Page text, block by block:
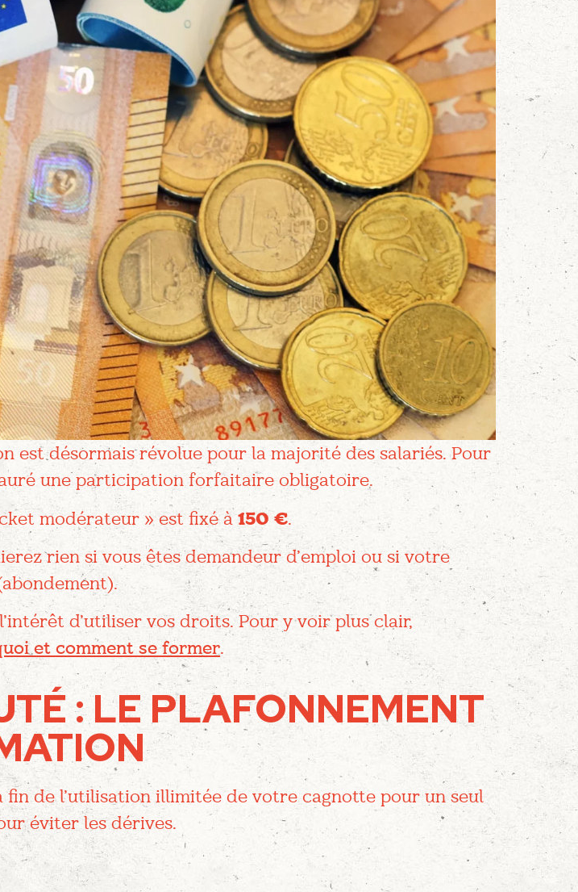
est désormais révolue pour la majorité des salariés. Pour
une participation forfaitaire obligatoire.
modérateur » est fixé à150 €.
rien si vous êtes demandeur d’emploi ou si votre
d’utiliser vos droits. Pour y voir plus clair,
et comment se former.
: LE PLAFONNEMENT
fin de l’utilisation illimitée de votre cagnotte pour un seul
éviter les dérives.